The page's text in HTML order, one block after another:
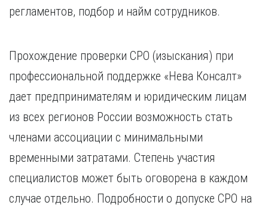
регламентов, подбор и найм сотрудников.
Прохождение проверки СРО (изыскания) при
профессиональной поддержке «Нева Консалт»
дает предпринимателям и юридическим лицам
из всех регионов России возможность стать
членами ассоциации с минимальными
временными затратами. Степень участия
специалистов может быть оговорена в каждом
случае отдельно. Подробности о допуске СРО на